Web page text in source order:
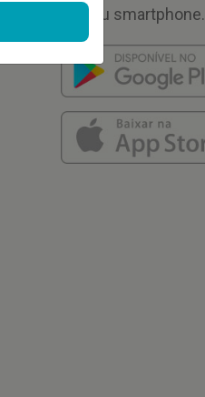
no seu smartphone.